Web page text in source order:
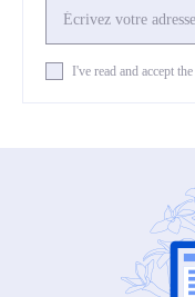
I've read and accept the